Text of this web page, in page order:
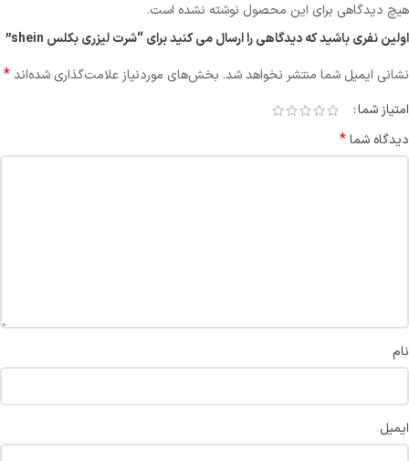
هیچ دیدگاهی برای این محصول نوشته نشده است.
اولین نفری باشید که دیدگاهی را ارسال می کنید برای “شرت لیزری بکلس shein”
نشانی ایمیل شما منتشر نخواهد شد. بخش‌های موردنیاز علامت‌گذاری شده‌اند*
امتیاز شما
دیدگاه شما*
نام
ایمیل